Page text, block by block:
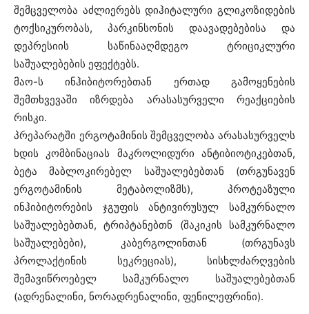
შემცველობა აძლიერებს დიჰიტალური გლიკოზიდების
ტოქსიკურობას, პარკინსონის დაავადებებისა და
დეპრესიის საწინააღმდეგო ტრიციკლური
საშუალებების ეფექტებს.
მაო-ს ინჰიბიტორებთან ერთად გამოყენების
შემთხვევაში იზრდება არასასურველი რეაქციების
რისკი.
პრეპარატში ერგოტამინის შემცველობა არასასურველს
ხდის კომბინაციას მაკროლიდური ანტიბიოტიკებთან,
ბეტა მაბლოკირებელ საშუალებებთან (თრგუნავენ
ერგოტამინის მეტაბოლიზმს), პროტეაზული
ინჰიბიტორების ჯგუფის ანტივირუსულ სამკურნალო
საშუალებებთან, ტრიპტანებთნ (შაკიკის სამკურნალო
საშუალებები), კაბერგოლინთან (თრგუნავს
პროლაქტინის სეკრეციას), სისხლძარღვების
შემავიწროებელ სამკურნალო საშუალებებთან
(ადრენალინი, ნორადრენალინი, ფენილეფრინი).